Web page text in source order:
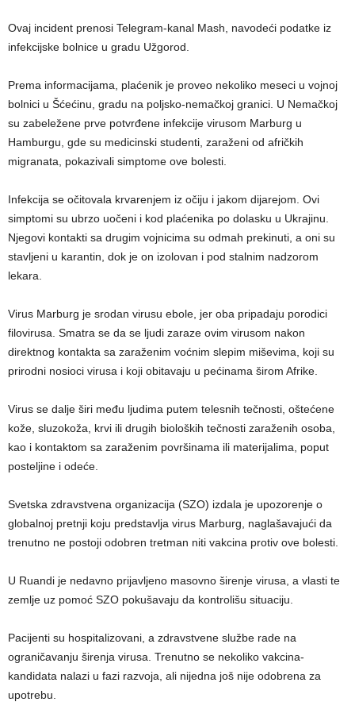
Ovaj incident prenosi Telegram-kanal Mash, navodeći podatke iz
infekcijske bolnice u gradu Užgorod.
Prema informacijama, plaćenik je proveo nekoliko meseci u vojnoj
bolnici u Šćećinu, gradu na poljsko-nemačkoj granici. U Nemačkoj
su zabeležene prve potvrđene infekcije virusom Marburg u
Hamburgu, gde su medicinski studenti, zaraženi od afričkih
migranata, pokazivali simptome ove bolesti.
Infekcija se očitovala krvarenjem iz očiju i jakom dijarejom. Ovi
simptomi su ubrzo uočeni i kod plaćenika po dolasku u Ukrajinu.
Njegovi kontakti sa drugim vojnicima su odmah prekinuti, a oni su
stavljeni u karantin, dok je on izolovan i pod stalnim nadzorom
lekara.
Virus Marburg je srodan virusu ebole, jer oba pripadaju porodici
filovirusa. Smatra se da se ljudi zaraze ovim virusom nakon
direktnog kontakta sa zaraženim voćnim slepim miševima, koji su
prirodni nosioci virusa i koji obitavaju u pećinama širom Afrike.
Virus se dalje širi među ljudima putem telesnih tečnosti, oštećene
kože, sluzokoža, krvi ili drugih bioloških tečnosti zaraženih osoba,
kao i kontaktom sa zaraženim površinama ili materijalima, poput
posteljine i odeće.
Svetska zdravstvena organizacija (SZO) izdala je upozorenje o
globalnoj pretnji koju predstavlja virus Marburg, naglašavajući da
trenutno ne postoji odobren tretman niti vakcina protiv ove bolesti.
U Ruandi je nedavno prijavljeno masovno širenje virusa, a vlasti te
zemlje uz pomoć SZO pokušavaju da kontrolišu situaciju.
Pacijenti su hospitalizovani, a zdravstvene službe rade na
ograničavanju širenja virusa. Trenutno se nekoliko vakcina-
kandidata nalazi u fazi razvoja, ali nijedna još nije odobrena za
upotrebu.